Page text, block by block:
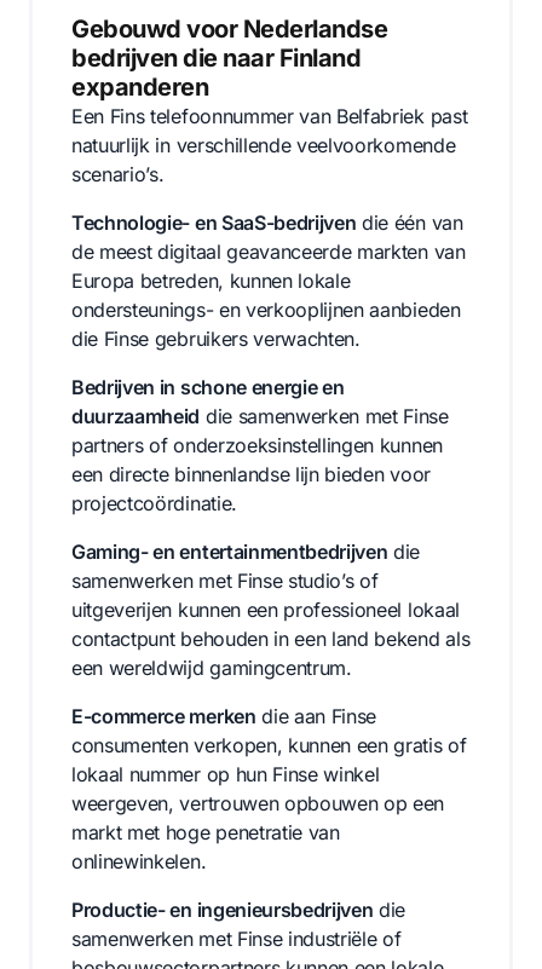
Gebouwd voor Nederlandse
bedrijven die naar Finland
expanderen
Een Fins telefoonnummer van Belfabriek past
natuurlijk in verschillende veelvoorkomende
scenario’s.
Technologie- en SaaS-bedrijven die één van
de meest digitaal geavanceerde markten van
Europa betreden, kunnen lokale
ondersteunings- en verkooplijnen aanbieden
die Finse gebruikers verwachten.
Bedrijven in schone energie en
duurzaamheid die samenwerken met Finse
partners of onderzoeksinstellingen kunnen
een directe binnenlandse lijn bieden voor
projectcoördinatie.
Gaming- en entertainmentbedrijven die
samenwerken met Finse studio’s of
uitgeverijen kunnen een professioneel lokaal
contactpunt behouden in een land bekend als
een wereldwijd gamingcentrum.
E-commerce merken die aan Finse
consumenten verkopen, kunnen een gratis of
lokaal nummer op hun Finse winkel
weergeven, vertrouwen opbouwen op een
markt met hoge penetratie van
onlinewinkelen.
Productie- en ingenieursbedrijven die
samenwerken met Finse industriële of